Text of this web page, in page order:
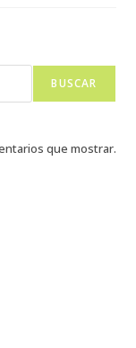
BUSCAR
que mostrar.